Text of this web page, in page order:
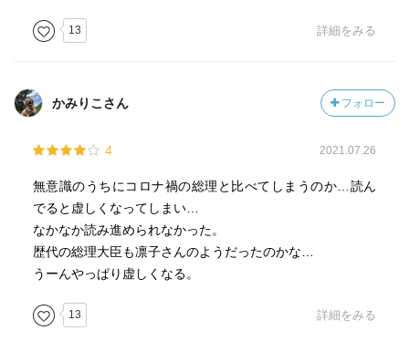
13 詳細をみる
かみりこさん フォロー
4 2021.07.26
無意識のうちにコロナ禍の総理と比べてしまうのか…読ん
でると虚しくなってしまい…
なかなか読み進められなかった。
歴代の総理大臣も凛子さんのようだったのかな…
うーんやっぱり虚しくなる。
13 詳細をみる